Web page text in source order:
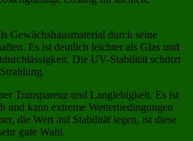
Gewächshausmaterial durch seine
Es ist deutlich leichter als Glas und
Die UV-Stabilität schützt
Transparenz und Langlebigkeit. Es ist
und kann extreme Wetterbedingungen
die Wert auf Stabilität legen, ist diese
gute Wahl.